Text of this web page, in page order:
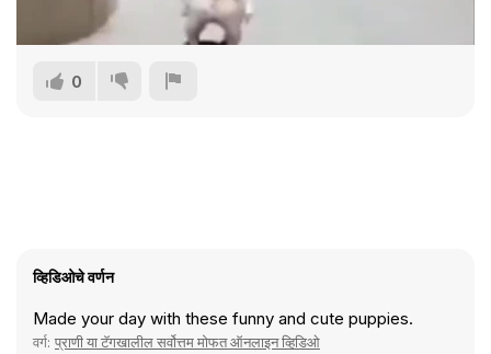
0
व्हिडिओचे वर्णन
Made your day with these funny and cute puppies.
वर्ग: प्राणी या टॅगखालील सर्वोत्तम मोफत ऑनलाइन व्हिडिओ